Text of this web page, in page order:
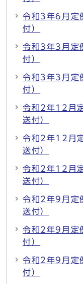
令和3年6月定
付）
令和3年3月定
付）
令和3年3月定
付）
令和2年12月
送付）
令和2年12月
送付）
令和2年12月
送付）
令和2年9月定
送付）
令和2年9月定
付）
令和2年9月定
付）